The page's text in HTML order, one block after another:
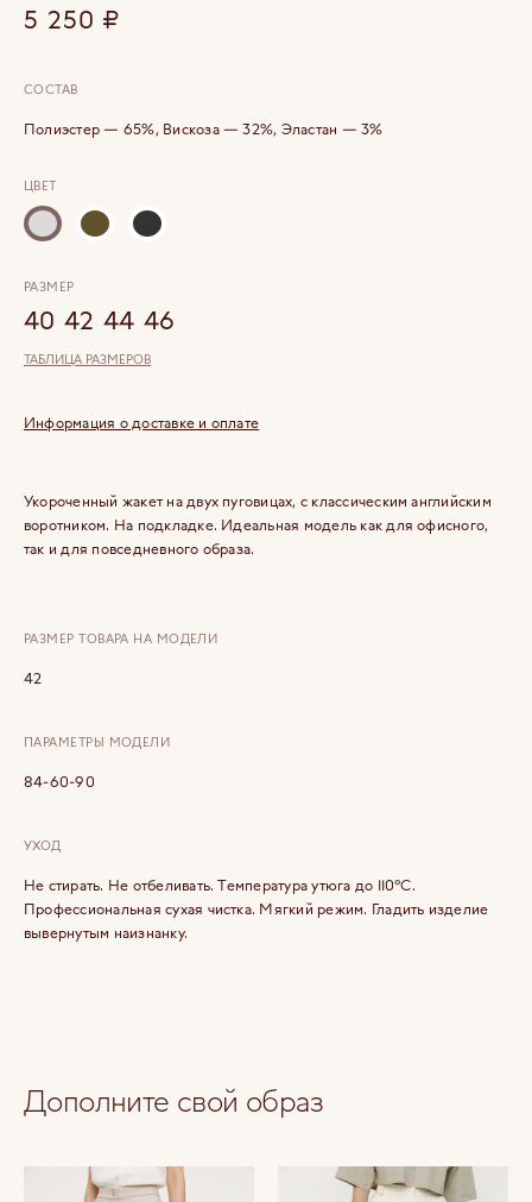
Укороченный жакет на двух пуговицах, с классическим английским
воротником. На подкладке. Идеальная модель как для офисного,
так и для повседневного образа.
РАЗМЕР ТОВАРА НА МОДЕЛИ
42
ПАРАМЕТРЫ МОДЕЛИ
84-60-90
УХОД
Не стирать. Не отбеливать. Температура утюга до 110°C.
Профессиональная сухая чистка. Мягкий режим. Гладить изделие
вывернутым наизнанку.
5 250 ₽
СОСТАВ
Полиэстер — 65%, Вискоза — 32%, Эластан — 3%
ЦВЕТ
РАЗМЕР
40 42 44 46
ТАБЛИЦА РАЗМЕРОВ
Информация о доставке и оплате
Дополните свой образ